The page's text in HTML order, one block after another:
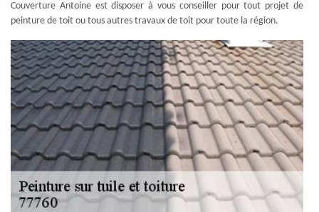
Couverture Antoine est disposer à vous conseiller pour tout projet de
peinture de toit ou tous autres travaux de toit pour toute la région.